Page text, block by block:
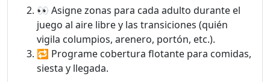
👀 Asigne zonas para cada adulto durante el
juego al aire libre y las transiciones (quién
vigila columpios, arenero, portón, etc.).
🔁 Programe cobertura flotante para comidas,
siesta y llegada.